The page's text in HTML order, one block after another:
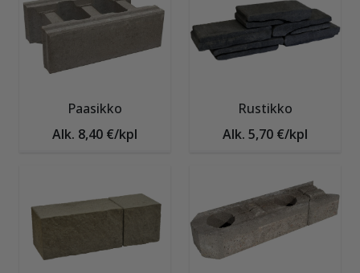
Paasikko
Alk. 8,40 €/kpl
Rustikko
Alk. 5,70 €/kpl